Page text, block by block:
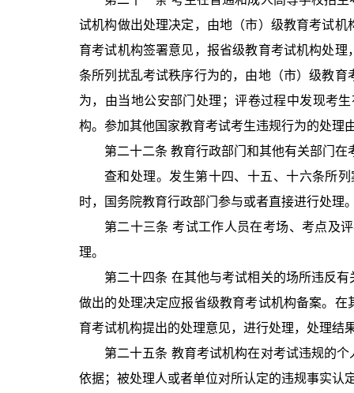
试机构做出处理决定，由地（市）级教育考试
育考试机构签署意见，报省级教育考试机构处
条所列扰乱考试秩序行为的，由地（市）级教
为，由当地公安部门处理；评卷过程中发现考
构。参加其他国家教育考试考生违规行为的处理
第二十二条 教育行政部门和其他有关部门
查和处理。发生第十四、十五、十六条所
时，国务院教育行政部门参与或者直接进行处理
第二十三条 考试工作人员在考场、考点及
理。
第二十四条 在其他与考试相关的场所违反
做出的处理决定应报省级教育考试机构备案。
育考试机构提出的处理意见，进行处理，处理结
第二十五条 教育考试机构在对考试违规的
依据；被处理人或者单位对所认定的违规事实认